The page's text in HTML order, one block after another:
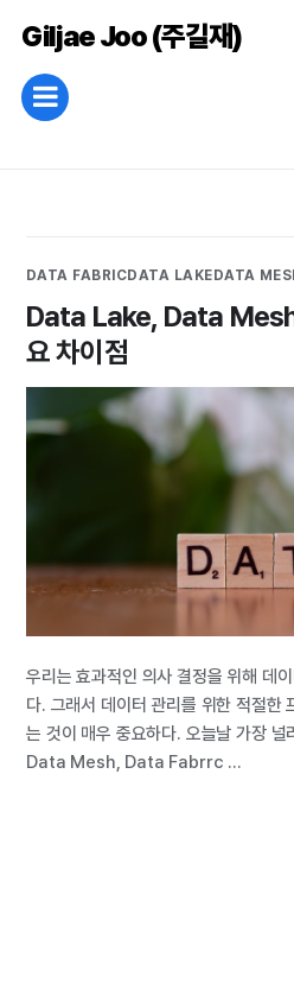
Giljae Joo (주길재)
DATA FABRICDATA LAKE DATA
Data Lake, Data
요 차이점
우리는 효과적인 의사 결정을 위해 데
다. 그래서 데이터 관리를 위한 적절한
는 것이 매우 중요하다. 오늘날 가장
Data Mesh, Data Fabrrc ...